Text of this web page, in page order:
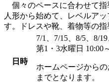
個々のペースに合わせて指
人形から始めて、レベルア
す。ドレスや靴、着物等の指
日時
7/1、7/15、8/5、8/
第1・3水曜日 10:00
ホームページから
までとなります。